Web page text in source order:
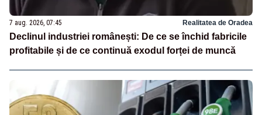
7 aug. 2026, 07:45 Realitatea de Oradea
Declinul industriei românești: De ce se închid fabricile
profitabile și de ce continuă exodul forței de muncă